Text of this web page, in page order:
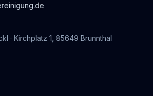
· Kirchplatz 1, 85649 Brunnthal